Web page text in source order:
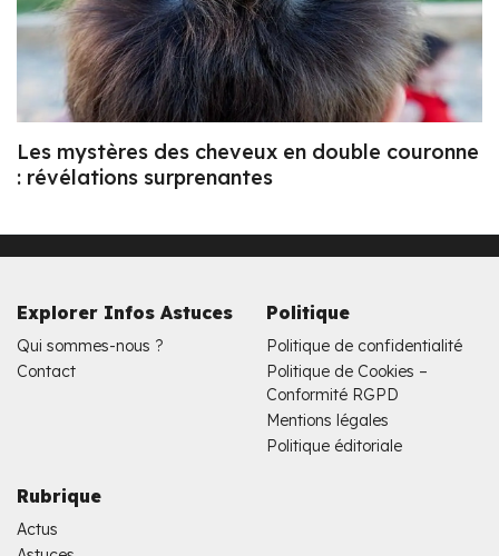
Les mystères des cheveux en double couronne
: révélations surprenantes
Explorer Infos Astuces
Qui sommes-nous ?
Contact
Politique
Politique de confidentialité
Politique de Cookies –
Conformité RGPD
Mentions légales
Politique éditoriale
Rubrique
Actus